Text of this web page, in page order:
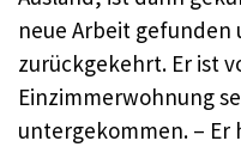
neue Arbeit gefunden
zurückgekehrt. Er ist
Einzimmerwohnung
untergekommen. – Er